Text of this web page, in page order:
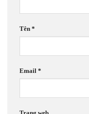
Tên *
Email *